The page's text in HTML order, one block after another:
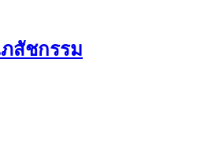
ภสัชกรรม